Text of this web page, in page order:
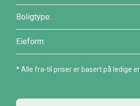
Boligtype:
Eieform:
* Alle fra-til priser er basert på ledige